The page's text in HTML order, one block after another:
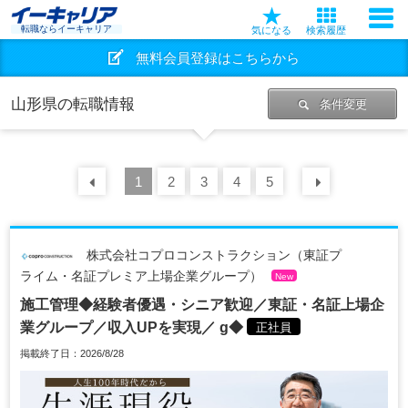
転職ならイーキャリア 気になる 検索履歴
無料会員登録はこちらから
山形県の転職情報 条件変更
前の 30
1 2 3 4 5
株式会社コプロコンストラクション（東証プ
ライム・名証プレミア上場企業グループ）
New
施工管理◆経験者優遇・シニア歓迎／東証・名証上場企
業グループ／収入UPを実現／ g◆
正社員
掲載終了日：2026/8/28